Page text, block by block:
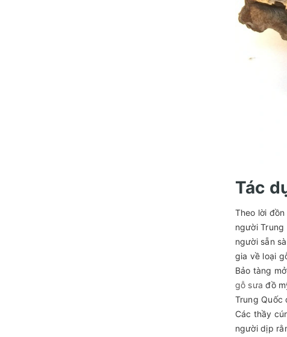
Tác
Theo lời
người
người sẵn
gia về loại
Bảo tàng
gỗ sưađồ
Trung Quốc
Các thầy
người dịp